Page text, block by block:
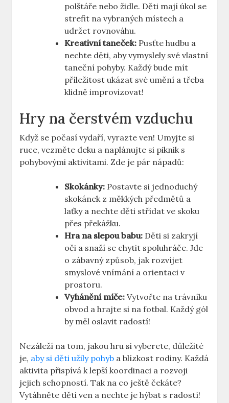
polštáře nebo židle. Děti mají úkol se
strefit na vybraných místech a
udržet rovnováhu.
Kreativní taneček: Pusťte hudbu a
nechte děti, aby vymyslely své vlastní
taneční pohyby. Každý bude mít
příležitost ukázat své umění a třeba
klidně improvizovat!
Hry na čerstvém vzduchu
Když se počasí vydaří, vyrazte ven! Umyjte si
ruce, vezměte deku a naplánujte si piknik s
pohybovými aktivitami. Zde je pár nápadů:
Skokánky: Postavte si jednoduchý
skokánek z měkkých předmětů a
laťky a nechte děti střídat ve skoku
přes překážku.
Hra na slepou babu: Děti si zakryjí
oči a snaží se chytit spoluhráče. Jde
o zábavný způsob, jak rozvíjet
smyslové vnímání a orientaci v
prostoru.
Vyhánění míče: Vytvořte na trávníku
obvod a hrajte si na fotbal. Každý gól
by měl oslavit radostí!
Nezáleží na tom, jakou hru si vyberete, důležité
je, aby si děti užily pohyb a blízkost rodiny. Každá
aktivita přispívá k lepší koordinaci a rozvoji
jejich schopností. Tak na co ještě čekáte?
Vytáhněte děti ven a nechte je hýbat s radostí!